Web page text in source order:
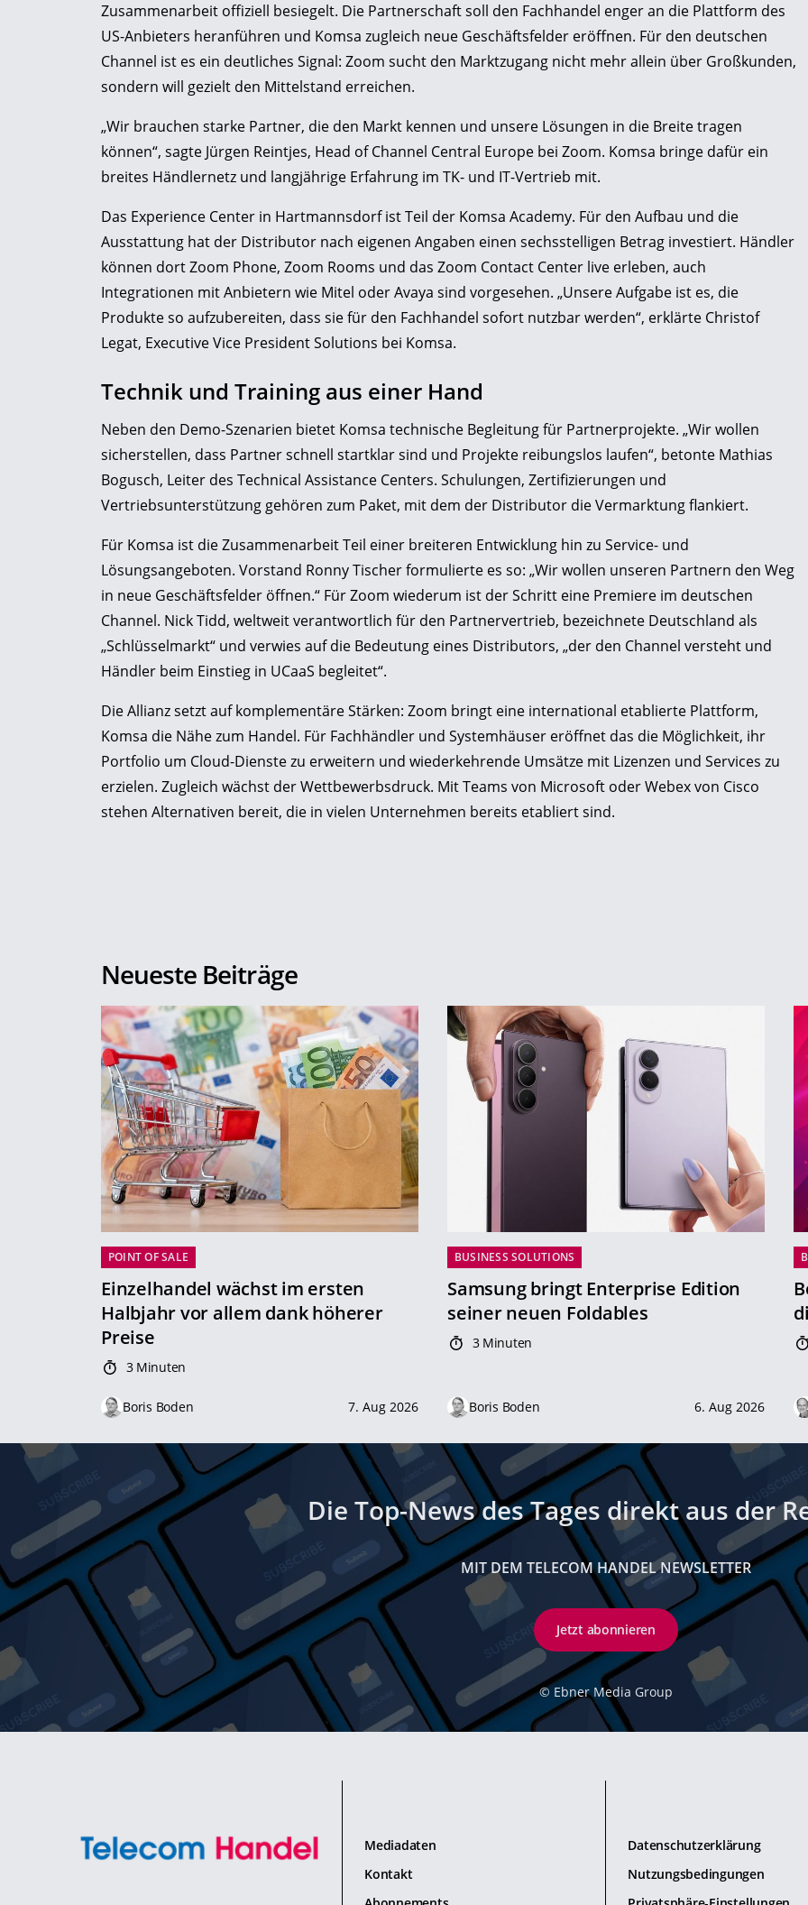
Zusammenarbeit offiziell besiegelt. Die Partnerschaft soll den Fachhandel enger an die Plattform des
US-Anbieters heranführen und Komsa zugleich neue Geschäftsfelder eröffnen. Für den deutschen
Channel ist es ein deutliches Signal: Zoom sucht den Marktzugang nicht mehr allein über Großkunden,
sondern will gezielt den Mittelstand erreichen.
„Wir brauchen starke Partner, die den Markt kennen und unsere Lösungen in die Breite tragen
können“, sagte Jürgen Reintjes, Head of Channel Central Europe bei Zoom. Komsa bringe dafür ein
breites Händlernetz und langjährige Erfahrung im TK- und IT-Vertrieb mit.
Das Experience Center in Hartmannsdorf ist Teil der Komsa Academy. Für den Aufbau und die
Ausstattung hat der Distributor nach eigenen Angaben einen sechsstelligen Betrag investiert. Händler
können dort Zoom Phone, Zoom Rooms und das Zoom Contact Center live erleben, auch
Integrationen mit Anbietern wie Mitel oder Avaya sind vorgesehen. „Unsere Aufgabe ist es, die
Produkte so aufzubereiten, dass sie für den Fachhandel sofort nutzbar werden“, erklärte Christof
Legat, Executive Vice President Solutions bei Komsa.
Technik und Training aus einer Hand
Neben den Demo-Szenarien bietet Komsa technische Begleitung für Partnerprojekte. „Wir wollen
sicherstellen, dass Partner schnell startklar sind und Projekte reibungslos laufen“, betonte Mathias
Bogusch, Leiter des Technical Assistance Centers. Schulungen, Zertifizierungen und
Vertriebsunterstützung gehören zum Paket, mit dem der Distributor die Vermarktung flankiert.
Für Komsa ist die Zusammenarbeit Teil einer breiteren Entwicklung hin zu Service- und
Lösungsangeboten. Vorstand Ronny Tischer formulierte es so: „Wir wollen unseren Partnern den Weg
in neue Geschäftsfelder öffnen.“ Für Zoom wiederum ist der Schritt eine Premiere im deutschen
Channel. Nick Tidd, weltweit verantwortlich für den Partnervertrieb, bezeichnete Deutschland als
„Schlüsselmarkt“ und verwies auf die Bedeutung eines Distributors, „der den Channel versteht und
Händler beim Einstieg in UCaaS begleitet“.
Die Allianz setzt auf komplementäre Stärken: Zoom bringt eine international etablierte Plattform,
Komsa die Nähe zum Handel. Für Fachhändler und Systemhäuser eröffnet das die Möglichkeit, ihr
Portfolio um Cloud-Dienste zu erweitern und wiederkehrende Umsätze mit Lizenzen und Services zu
erzielen. Zugleich wächst der Wettbewerbsdruck. Mit Teams von Microsoft oder Webex von Cisco
stehen Alternativen bereit, die in vielen Unternehmen bereits etabliert sind.
Neueste Beiträge
POINT OF SALE
Einzelhandel wächst im ersten
Halbjahr vor allem dank höherer
Preise
3 Minuten
Boris Boden 7. Aug 2026
BUSINESS SOLUTIONS
Samsung bringt Enterprise Edition
seiner neuen Foldables
3 Minuten
Boris Boden 6. Aug 2026
Die Top-News des Tages direkt aus der
MIT DEM TELECOM HANDEL NEWSLETTER
Jetzt abonnieren
© Ebner Media Group
Mediadaten
Kontakt
Datenschutzerklärung
Nutzungsbedingungen